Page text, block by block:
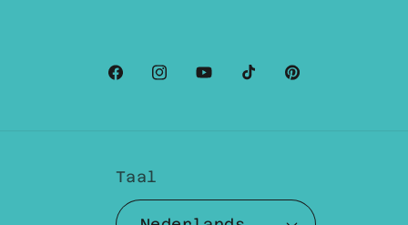
Facebook
Instagram
YouTubeTikTokPinterest
Taal